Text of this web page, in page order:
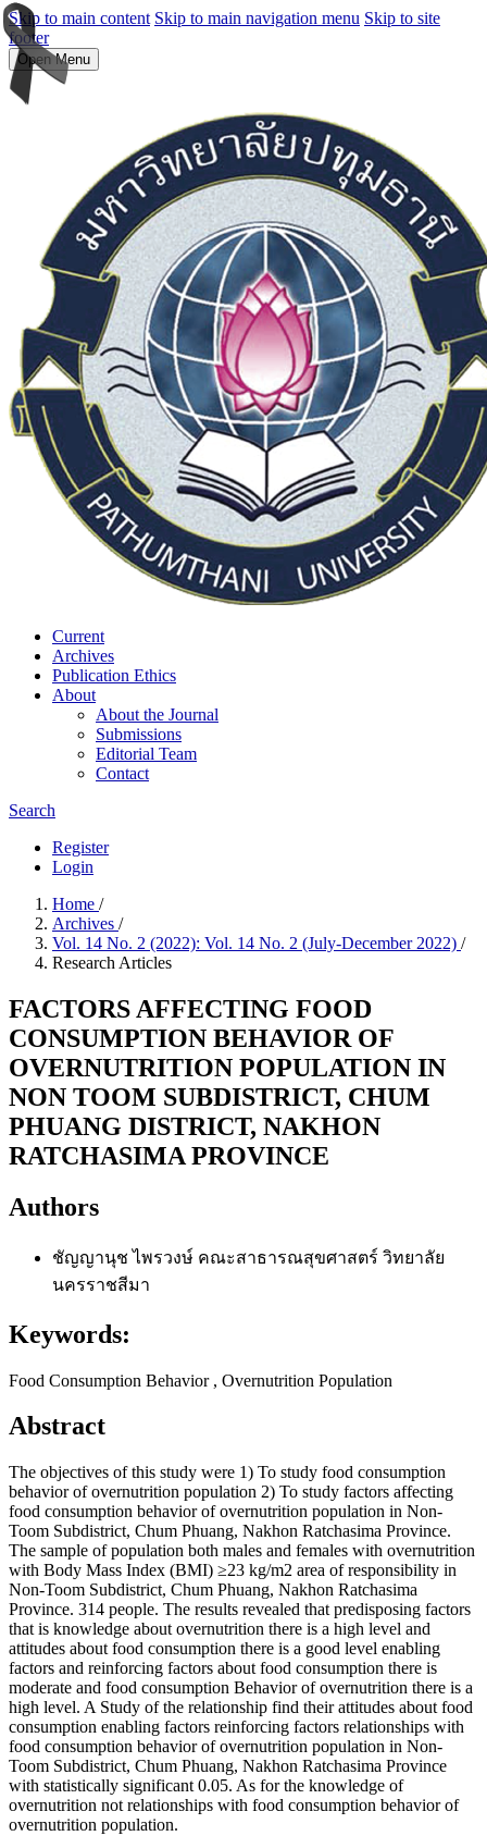
Skip to main content Skip to main navigation menu Skip to site
footer
Open Menu
Current
Archives
Publication Ethics
About
About the Journal
Submissions
Editorial Team
Contact
Search
Register
Login
Home /
Archives /
Vol. 14 No. 2 (2022): Vol. 14 No. 2 (July-December 2022) /
Research Articles
FACTORS AFFECTING FOOD
CONSUMPTION BEHAVIOR OF
OVERNUTRITION POPULATION IN
NON TOOM SUBDISTRICT, CHUM
PHUANG DISTRICT, NAKHON
RATCHASIMA PROVINCE
Authors
ชัญญานุช ไพรวงษ์ คณะสาธารณสุขศาสตร์ วิทยาลัย
นครราชสีมา
Keywords:
Food Consumption Behavior , Overnutrition Population
Abstract
The objectives of this study were 1) To study food consumption
behavior of overnutrition population 2) To study factors affecting
food consumption behavior of overnutrition population in Non-
Toom Subdistrict, Chum Phuang, Nakhon Ratchasima Province.
The sample of population both males and females with overnutrition
with Body Mass Index (BMI) ≥23 kg/m2 area of responsibility in
Non-Toom Subdistrict, Chum Phuang, Nakhon Ratchasima
Province. 314 people. The results revealed that predisposing factors
that is knowledge about overnutrition there is a high level and
attitudes about food consumption there is a good level enabling
factors and reinforcing factors about food consumption there is
moderate and food consumption Behavior of overnutrition there is a
high level. A Study of the relationship find their attitudes about food
consumption enabling factors reinforcing factors relationships with
food consumption behavior of overnutrition population in Non-
Toom Subdistrict, Chum Phuang, Nakhon Ratchasima Province
with statistically significant 0.05. As for the knowledge of
overnutrition not relationships with food consumption behavior of
overnutrition population.